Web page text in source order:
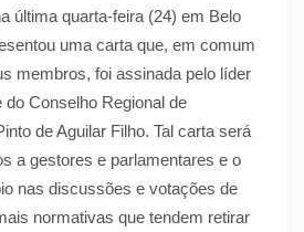
última quarta-feira (24) em Belo
uma carta que, em comum
membros, foi assinada pelo líder
do Conselho Regional de
de Aguilar Filho. Tal carta será
a gestores e parlamentares e o
nas discussões e votações de
normativas que tendem retirar